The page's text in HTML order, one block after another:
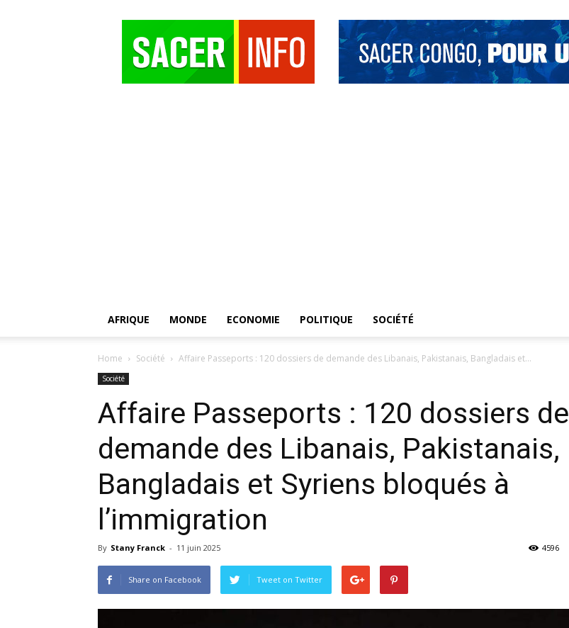
AFRIQUE MONDE ECONOMIE POLITIQUE SOCIÉTÉ
Home Société Affaire Passeports : 120 dossiers de demande des Libanais, Pakistanais, Bangladais et...
Société
Affaire Passeports : 120 dossiers de
demande des Libanais, Pakistanais,
Bangladais et Syriens bloqués à
l’immigration
By Stany Franck - 11 juin 2025 4596
Share on Facebook Tweet on Twitter